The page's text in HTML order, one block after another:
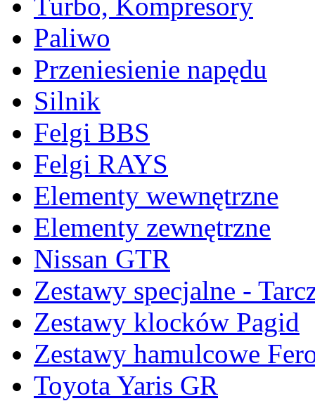
Paliwo
Przeniesienie napędu
Silnik
Felgi BBS
Felgi RAYS
Elementy wewnętrzne
Elementy zewnętrzne
Nissan GTR
Zestawy specjalne -
Zestawy klocków Pagid
Zestawy hamulcowe
Toyota Yaris GR